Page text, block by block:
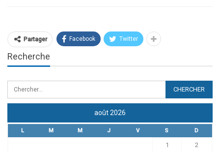
Partager Facebook Twitter
Recherche
août 2026
L M M J V S D
1 2